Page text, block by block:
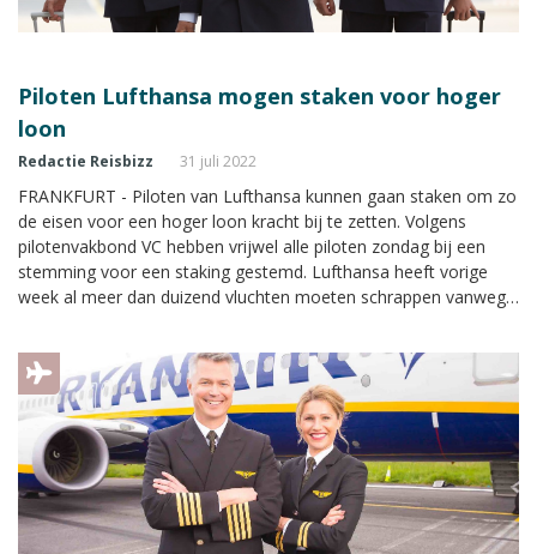
Piloten Lufthansa mogen staken voor hoger
loon
Redactie Reisbizz 31 juli 2022
FRANKFURT - Piloten van Lufthansa kunnen gaan staken om zo
de eisen voor een hoger loon kracht bij te zetten. Volgens
pilotenvakbond VC hebben vrijwel alle piloten zondag bij een
stemming voor een staking gestemd. Lufthansa heeft vorige
week al meer dan duizend vluchten moeten schrappen vanwege
vluchten die deze zomer geannuleerd worden door
personeelstekorten.